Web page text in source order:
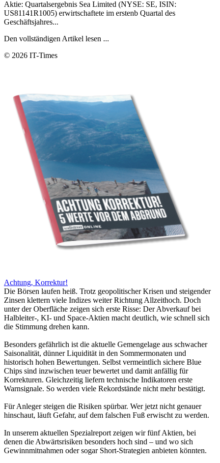
Aktie: Quartalsergebnis Sea Limited (NYSE: SE, ISIN:
US81141R1005) erwirtschaftete im erstenb Quartal des
Geschäftsjahres...
Den vollständigen Artikel lesen ...
© 2026 IT-Times
Achtung, Korrektur!
Die Börsen laufen heiß. Trotz geopolitischer Krisen und steigender
Zinsen klettern viele Indizes weiter Richtung Allzeithoch. Doch
unter der Oberfläche zeigen sich erste Risse: Der Abverkauf bei
Halbleiter-, KI- und Space-Aktien macht deutlich, wie schnell sich
die Stimmung drehen kann.
Besonders gefährlich ist die aktuelle Gemengelage aus schwacher
Saisonalität, dünner Liquidität in den Sommermonaten und
historisch hohen Bewertungen. Selbst vermeintlich sichere Blue
Chips sind inzwischen teuer bewertet und damit anfällig für
Korrekturen. Gleichzeitig liefern technische Indikatoren erste
Warnsignale. So werden viele Rekordstände nicht mehr bestätigt.
Für Anleger steigen die Risiken spürbar. Wer jetzt nicht genauer
hinschaut, läuft Gefahr, auf dem falschen Fuß erwischt zu werden.
In unserem aktuellen Spezialreport zeigen wir fünf Aktien, bei
denen die Abwärtsrisiken besonders hoch sind – und wo sich
Gewinnmitnahmen oder sogar Short-Strategien anbieten könnten.